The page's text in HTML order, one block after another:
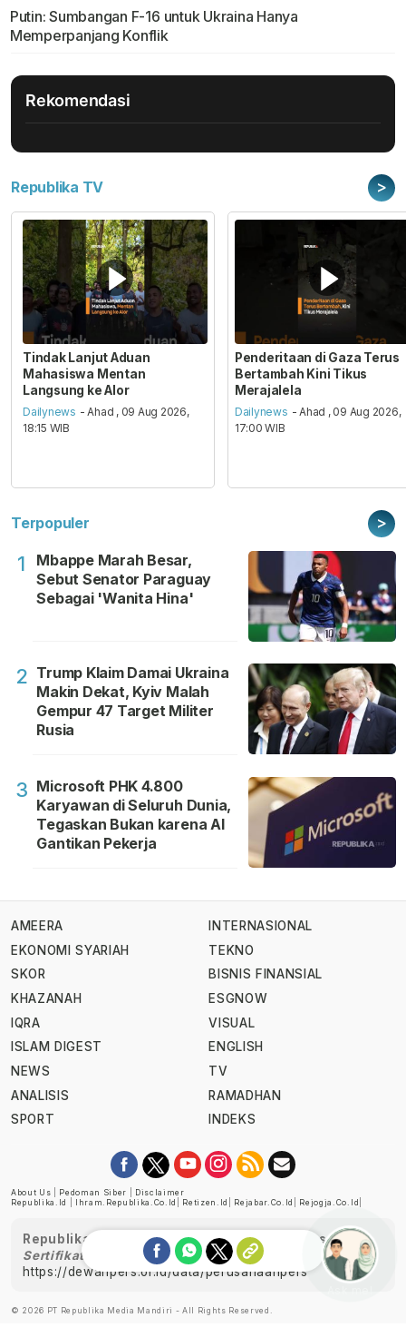
Putin: Sumbangan F-16 untuk Ukraina Hanya
Memperpanjang Konflik
Rekomendasi
Republika TV >
Tindak Lanjut Aduan
Mahasiswa Mentan
Langsung ke Alor
Dailynews - Ahad , 09 Aug 2026,
18:15 WIB
Penderitaan di Gaza Terus
Bertambah Kini Tikus
Merajalela
Dailynews - Ahad , 09 Aug 2026,
17:00 WIB
Terpopuler >
1
Mbappe Marah Besar,
Sebut Senator Paraguay
Sebagai 'Wanita Hina'
2 Trump Klaim Damai Ukraina
Makin Dekat, Kyiv Malah
Gempur 47 Target Militer
Rusia
3 Microsoft PHK 4.800
Karyawan di Seluruh Dunia,
Tegaskan Bukan karena AI
Gantikan Pekerja
AMEERA
EKONOMI SYARIAH
SKOR
KHAZANAH
IQRA
ISLAM DIGEST
NEWS
ANALISIS
SPORT
INTERNASIONAL
TEKNO
BISNIS FINANSIAL
ESGNOW
VISUAL
ENGLISH
TV
RAMADHAN
INDEKS
About Us Pedoman Siber
Disclaimer
Republika.id
Ihram.republika.co.id Retizen.id Rejabar.co.id Rejogja.co.id
Republika telah diverifikasi oleh Dewan Pers
Sertifikat Nomor 1058/DP-Verifikasi/K/XII/2022
https://dewanpers.or.id/data/perusahaanpers
© 2026 PT Republika Media Mandiri - All Rights Reserved.